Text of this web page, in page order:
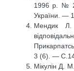
1996 р. №
України. —
Мендик Л.
3 (6). —
Мікулін Д.